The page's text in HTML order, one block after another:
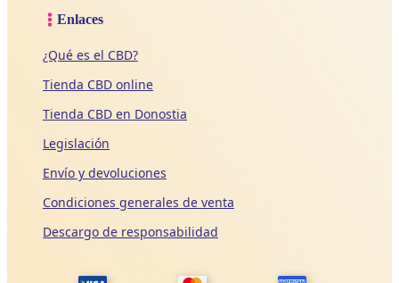
Enlaces
¿Qué es el CBD?
Tienda CBD online
Tienda CBD en Donostia
Legislación
Envío y devoluciones
Condiciones generales de venta
Descargo de responsabilidad